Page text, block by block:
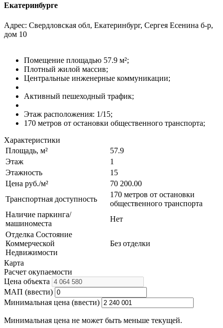
Екатеринбурге
Адрес: Свердловская обл, Екатеринбург, Сергея Есенина б-р,
дом 10
Помещение площадью 57.9 м²;
Плотный жилой массив;
Центральные инженерные коммуникации;
Активный пешеходный трафик;
Этаж расположения: 1/15;
170 метров от остановки общественного транспорта;
Характеристики
Площадь, м²
57.9
Этаж
1
Этажность
15
Цена руб./м²
70 200.00
Транспортная доступность
170 метров от остановки
общественного транспорта
Наличие паркинга/
машиноместа
Нет
Отделка Состояние
Коммерческой
Недвижимости
Без отделки
Карта
Расчет окупаемости
Цена объекта
МАП (ввести)
Минимальная цена (ввести)
Минимальная цена не может быть меньше текущей.